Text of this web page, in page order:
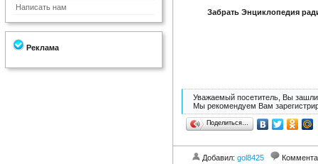
Написать нам
Реклама
Забрать Энциклопедия
Уважаемый посетитель, Вы зашли
Мы рекомендуем Вам
Поделиться…
Добавил: gol8425